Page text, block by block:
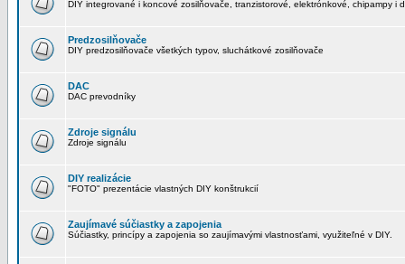
DIY integrované i koncové zosilňovače, tranzistorové, elektrónkové, chipampy i
Predzosilňovače
DIY predzosilňovače všetkých typov, sluchátkové zosilňovače
DAC
DAC prevodníky
Zdroje signálu
Zdroje signálu
DIY realizácie
"FOTO" prezentácie vlastných DIY konštrukcií
Zaujímavé súčiastky a zapojenia
Súčiastky, princípy a zapojenia so zaujímavými vlastnosťami, využiteľné v DIY.